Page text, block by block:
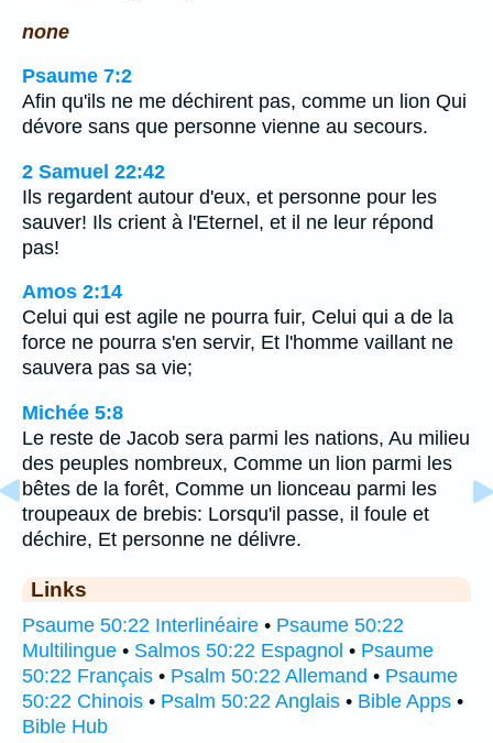
none
Psaume 7:2
Afin qu'ils ne me déchirent pas, comme un lion Qui
dévore sans que personne vienne au secours.
2 Samuel 22:42
Ils regardent autour d'eux, et personne pour les
sauver! Ils crient à l'Eternel, et il ne leur répond
pas!
Amos 2:14
Celui qui est agile ne pourra fuir, Celui qui a de la
force ne pourra s'en servir, Et l'homme vaillant ne
sauvera pas sa vie;
Michée 5:8
Le reste de Jacob sera parmi les nations, Au milieu
des peuples nombreux, Comme un lion parmi les
bêtes de la forêt, Comme un lionceau parmi les
troupeaux de brebis: Lorsqu'il passe, il foule et
déchire, Et personne ne délivre.
Links
Psaume 50:22 Interlinéaire • Psaume 50:22
Multilingue • Salmos 50:22 Espagnol • Psaume
50:22 Français • Psalm 50:22 Allemand • Psaume
50:22 Chinois • Psalm 50:22 Anglais • Bible Apps •
Bible Hub